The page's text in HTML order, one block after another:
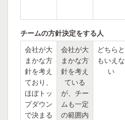
チームの方針決定をする人
会社が大
まかな方
針を考え
ており、
ほぼトッ
プダウン
で決まる
会社が大
まかな方
針を考え
ている
が、チー
ムも一定
の範囲内
どちらと
もいえな
い